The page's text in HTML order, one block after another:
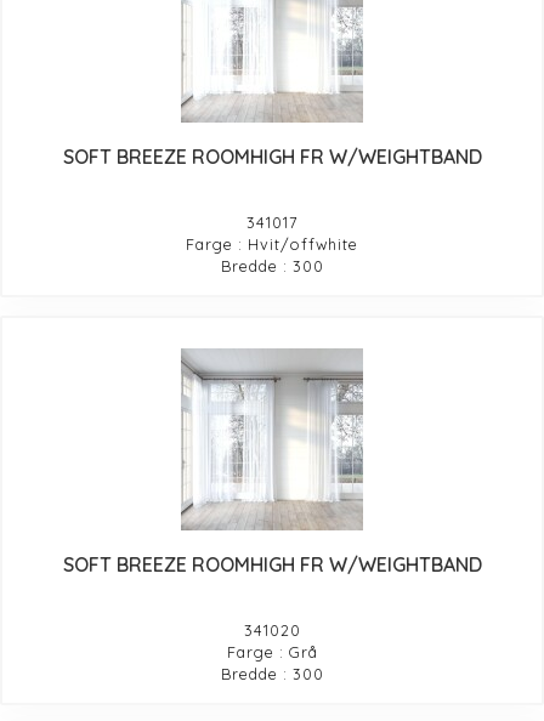
SOFT BREEZE ROOMHIGH FR W/WEIGHTBAND
341017
Farge : Hvit/offwhite
Bredde : 300
SOFT BREEZE ROOMHIGH FR W/WEIGHTBAND
341020
Farge : Grå
Bredde : 300